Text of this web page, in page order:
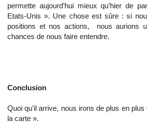
permette aujourd’hui mieux qu’hier de
Etats-Unis ». Une chose est sûre : si
positions et nos actions, nous aurions
chances de nous faire entendre.
Conclusion
Quoi qu’il arrive, nous irons de plus en
la carte ».